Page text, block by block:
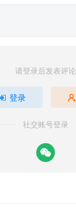
请登录后发表评论
登录
社交账号登录